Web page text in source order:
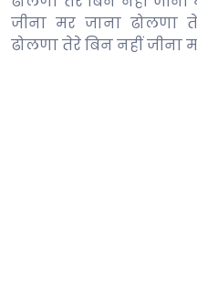
जीना मर जाना ढोलणा
ढोलणा तेरे बिन नहीं जीना